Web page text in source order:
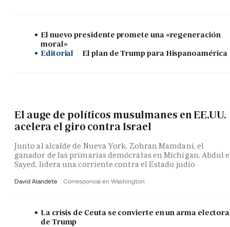
El nuevo presidente promete una «regeneración
moral»
Editorial
El plan de Trump para Hispanoamérica
El auge de políticos musulmanes en EE.UU.
acelera el giro contra Israel
Junto al alcalde de Nueva York, Zohran Mamdani, el
ganador de las primarias demócratas en Míchigan, Abdul
Sayed, lidera una corriente contra el Estado judío
David Alandete Corresponsal en Washington
La crisis de Ceuta se convierte en un arma
de Trump